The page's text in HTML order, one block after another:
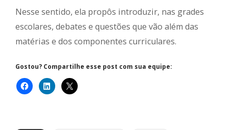
Nesse sentido, ela propôs introduzir, nas grades
escolares, debates e questões que vão além das
matérias e dos componentes curriculares.
Gostou? Compartilhe esse post com sua equipe: